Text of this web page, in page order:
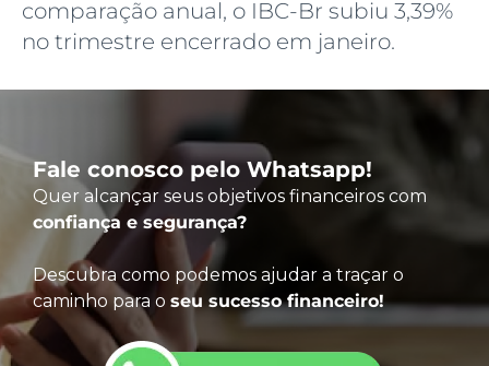
comparação anual, o IBC-Br subiu 3,39%
no trimestre encerrado em janeiro.
Fale conosco pelo Whatsapp!
Quer alcançar seus objetivos financeiros com
confiança e segurança?
Descubra como podemos ajudar a traçar o
caminho para o seu sucesso financeiro!